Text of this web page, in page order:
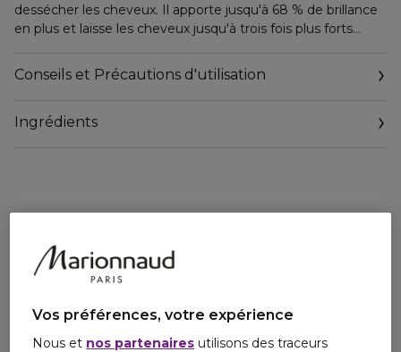
dessécher les cheveux. Il apporte jusqu'à 68 % de brillance
en plus et laisse les cheveux jusqu'à trois fois plus forts
Sans silicone
Conseils et Précautions d'utilisation
Ingrédients
Vos préférences, votre expérience
Nous et nos partenaires utilisons des traceurs